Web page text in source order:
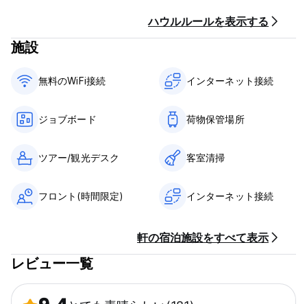
朝食は含まれておりません
ペットお断り
ホステル全館禁煙
language)
ハウルルールを表示する
施設
無料のWiFi接続 インターネット接続
ジョブボード 荷物保管場所
ツアー/観光デスク 客室清掃
フロント(時間限定) インターネット接続
軒の宿泊施設をすべて表示
レビュー一覧